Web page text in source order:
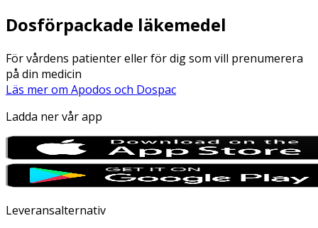
Dosförpackade läkemedel
För vårdens patienter eller för dig som vill prenumerera
på din medicin
Läs mer om Apodos och Dospac
Ladda ner vår app
Leveransalternativ